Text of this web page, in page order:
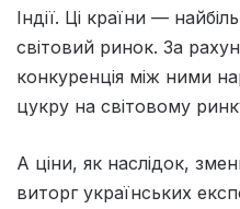
Індії. Ці країни —
світовий ринок. За
конкуренція між ними
цукру на світовому
А ціни, як наслідок,
виторг українських